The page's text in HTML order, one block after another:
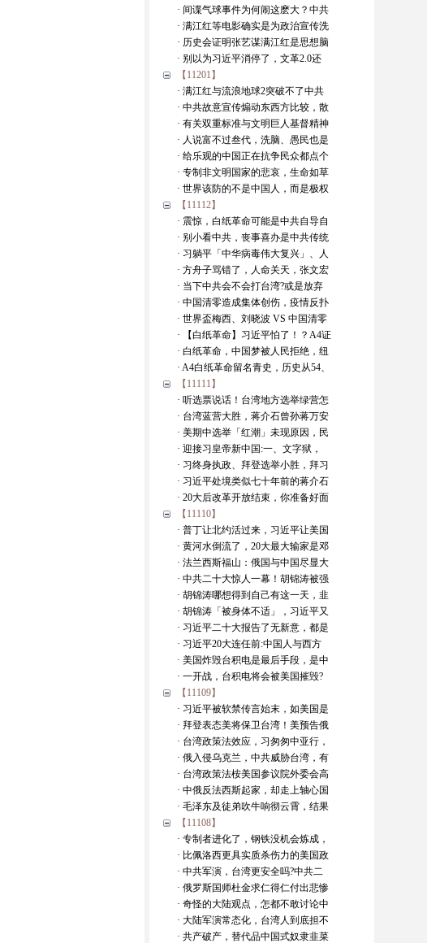
· 间谍气球事件为何闹这麽大？中共
· 满江红等电影确实是为政治宣传洗
· 历史会证明张艺谋满江红是思想脑
· 别以为习近平消停了，文革2.0还
【11201】
· 满江红与流浪地球2突破不了中共
· 中共故意宣传煽动东西方比较，散
· 有关双重标准与文明巨人基督精神
· 人说富不过叁代，洗脑、愚民也是
· 给乐观的中国正在抗争民众都点个
· 专制非文明国家的悲哀，生命如草
· 世界该防的不是中国人，而是极权
【11112】
· 震惊，白纸革命可能是中共自导自
· 别小看中共，丧事喜办是中共传统
· 习躺平「中华病毒伟大复兴」、人
· 方舟子骂错了，人命关天，张文宏
· 当下中共会不会打台湾?或是放弃
· 中国清零造成集体创伤，疫情反扑
· 世界盃梅西、刘晓波 VS 中国清零
· 【白纸革命】习近平怕了！？A4证
· 白纸革命，中国梦被人民拒绝，纽
· A4白纸革命留名青史，历史从54、
【11111】
· 听选票说话！台湾地方选举绿营怎
· 台湾蓝营大胜，蒋介石曾孙蒋万安
· 美期中选举「红潮」未现原因，民
· 迎接习皇帝新中国:一、文字狱，
· 习终身执政、拜登选举小胜，拜习
· 习近平处境类似七十年前的蒋介石
· 20大后改革开放结束，你准备好面
【11110】
· 普丁让北约活过来，习近平让美国
· 黄河水倒流了，20大最大输家是邓
· 法兰西斯福山：俄国与中国尽显大
· 中共二十大惊人一幕！胡锦涛被强
· 胡锦涛哪想得到自己有这一天，韭
· 胡锦涛「被身体不适」，习近平又
· 习近平二十大报告了无新意，都是
· 习近平20大连任前:中国人与西方
· 美国炸毁台积电是最后手段，是中
· 一开战，台积电将会被美国摧毁?
【11109】
· 习近平被软禁传言始末，如美国是
· 拜登表态美将保卫台湾！美预告俄
· 台湾政策法效应，习匆匆中亚行，
· 俄入侵乌克兰，中共威胁台湾，有
· 台湾政策法桉美国参议院外委会高
· 中俄反法西斯起家，却走上轴心国
· 毛泽东及徒弟吹牛响彻云霄，结果
【11108】
· 专制者进化了，钢铁没机会炼成，
· 比佩洛西更具实质杀伤力的美国政
· 中共军演，台湾更安全吗?中共二
· 俄罗斯国师杜金求仁得仁付出悲惨
· 奇怪的大陆观点，怎都不敢讨论中
· 大陆军演常态化，台湾人到底担不
· 共产破产，替代品中国式奴隶韭菜